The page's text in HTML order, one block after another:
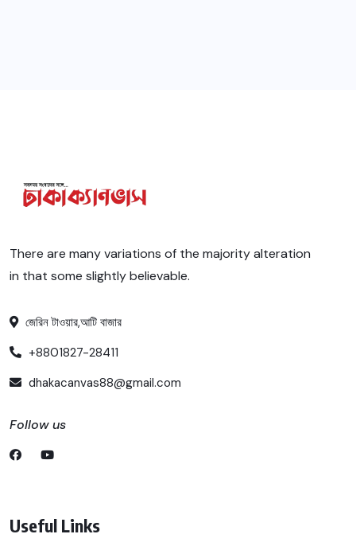
There are many variations of the majority alteration
in that some slightly believable.
জেরিন টাওয়ার,আটি বাজার
+8801827-28411
dhakacanvas88@gmail.com
Follow us
Useful Links